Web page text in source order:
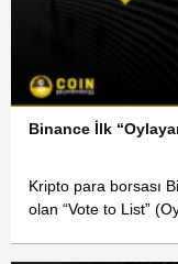
Binance İlk
Kripto para borsası
olan “Vote to List”